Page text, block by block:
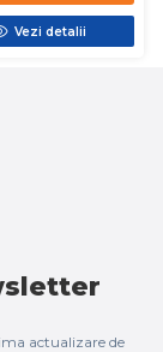
Vezi detalii
actualizare de